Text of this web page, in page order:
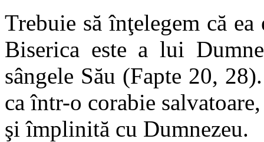
Trebuie să înţelegem că
Biserica este a lui
sângele Său (Fapte 20,
ca într-o corabie
şi împlinită cu Dumnezeu.